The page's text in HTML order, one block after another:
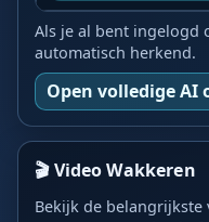
Als je al bent ingelogd
automatisch herkend.
Open volledige AI
🎬 Video Wakkeren
Bekijk de belangrijkste